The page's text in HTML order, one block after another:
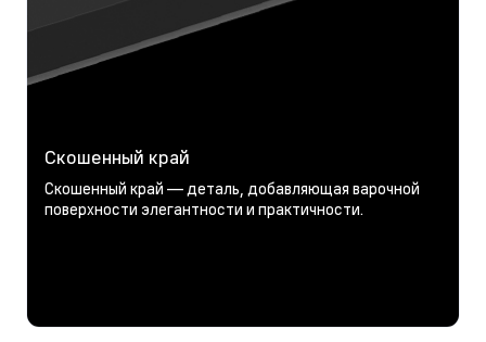
Скошенный край
Скошенный край — деталь, добавляющая варочной
поверхности элегантности и практичности.